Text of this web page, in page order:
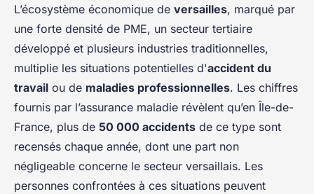
L’écosystème économique de versailles, marqué par
une forte densité de PME, un secteur tertiaire
développé et plusieurs industries traditionnelles,
multiplie les situations potentielles d'accident du
travail ou de maladies professionnelles. Les chiffres
fournis par l’assurance maladie révèlent qu’en Île-de-
France, plus de 50 000 accidents de ce type sont
recensés chaque année, dont une part non
négligeable concerne le secteur versaillais. Les
personnes confrontées à ces situations peuvent